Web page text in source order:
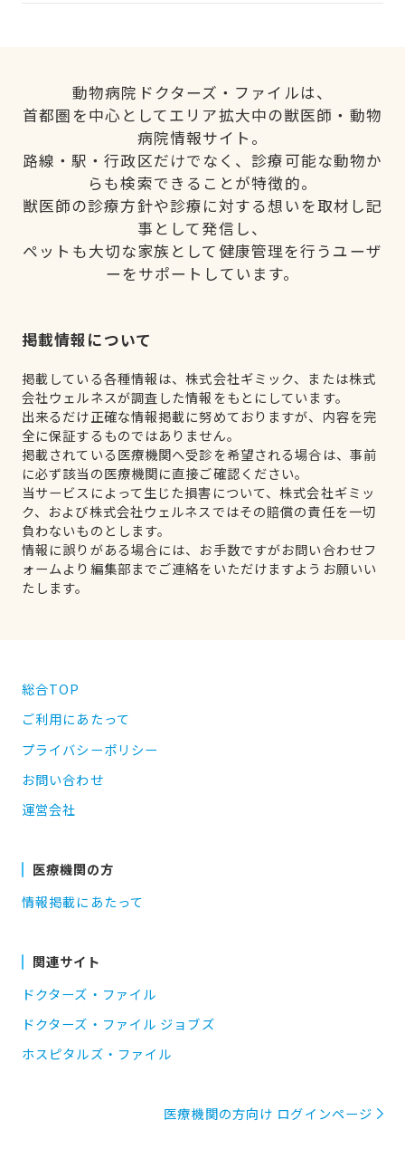
動物病院ドクターズ・ファイルは、
首都圏を中心としてエリア拡大中の獣医師・動物
病院情報サイト。
路線・駅・行政区だけでなく、診療可能な動物か
らも検索できることが特徴的。
獣医師の診療方針や診療に対する想いを取材し記
事として発信し、
ペットも大切な家族として健康管理を行うユーザ
ーをサポートしています。
掲載情報について
掲載している各種情報は、株式会社ギミック、または株式
会社ウェルネスが調査した情報をもとにしています。
出来るだけ正確な情報掲載に努めておりますが、内容を完
全に保証するものではありません。
掲載されている医療機関へ受診を希望される場合は、事前
に必ず該当の医療機関に直接ご確認ください。
当サービスによって生じた損害について、株式会社ギミッ
ク、および株式会社ウェルネスではその賠償の責任を一切
負わないものとします。
情報に誤りがある場合には、お手数ですがお問い合わせフ
ォームより編集部までご連絡をいただけますようお願いい
たします。
総合TOP
ご利用にあたって
プライバシーポリシー
お問い合わせ
運営会社
医療機関の方
情報掲載にあたって
関連サイト
ドクターズ・ファイル
ドクターズ・ファイル ジョブズ
ホスピタルズ・ファイル
医療機関の方向け ログインページ